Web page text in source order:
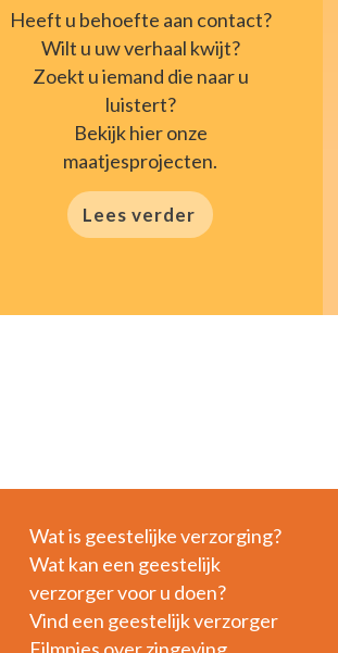
Heeft u behoefte aan contact?
Wilt u uw verhaal kwijt?
Zoekt u iemand die naar u
luistert?
Bekijk hier onze
maatjesprojecten.
Lees verder
Wat is geestelijke verzorging?
Wat kan een geestelijk
verzorger voor u doen?
Vind een geestelijk verzorger